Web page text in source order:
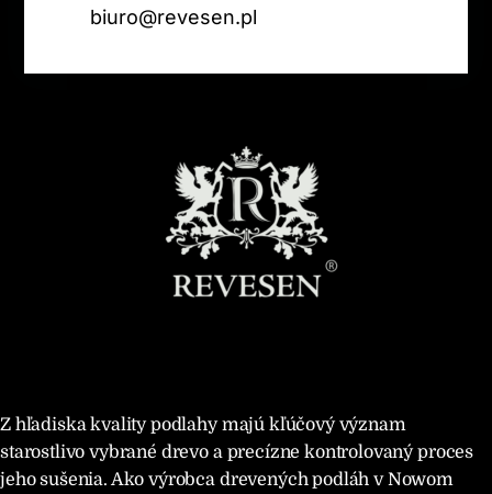
biuro@revesen.pl
Z hľadiska kvality podlahy majú kľúčový význam
starostlivo vybrané drevo a precízne kontrolovaný proces
jeho sušenia. Ako výrobca drevených podláh v Nowom